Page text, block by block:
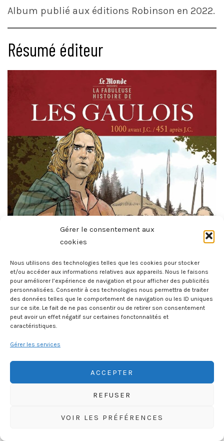
Gérer le consentement aux
cookies
Nous utilisons des technologies telles que les cookies pour stocker
et/ou accéder aux informations relatives aux appareils. Nous le faisons
pour améliorer l’expérience de navigation et pour afficher des publicités
personnalisées. Consentir à ces technologies nous permettra de traiter
des données telles que le comportement de navigation ou les ID uniques
sur ce site. Le fait de ne pas consentir ou de retirer son consentement
peut avoir un effet négatif sur certaines fonctonnalités et
caractéristiques.
Gérer les services
ACCEPTER
REFUSER
VOIR LES PRÉFÉRENCES
Album publié aux éditions Robinson en 2022.
Résumé éditeur
Constituée d’une soixantaine de peuplades,